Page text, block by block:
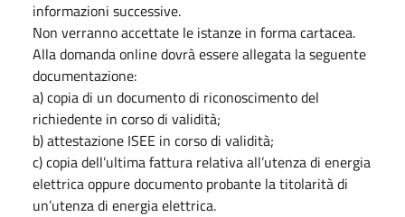
informazioni successive.
Non verranno accettate le istanze in forma cartacea.
Alla domanda online dovrà essere allegata la seguente
documentazione:
a) copia di un documento di riconoscimento del
richiedente in corso di validità;
b) attestazione ISEE in corso di validità;
c) copia dell’ultima fattura relativa all’utenza di energia
elettrica oppure documento probante la titolarità di
un’utenza di energia elettrica.